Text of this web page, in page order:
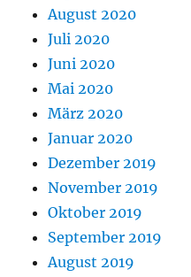
August 2020
Juli 2020
Juni 2020
Mai 2020
März 2020
Januar 2020
Dezember 2019
November 2019
Oktober 2019
September 2019
August 2019